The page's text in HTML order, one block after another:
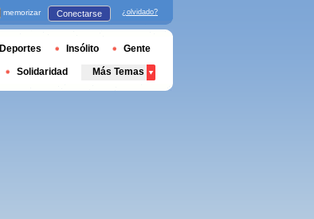
memorizar Conectarse ¿olvidado?
Deportes Insólito Gente
Solidaridad Más Temas